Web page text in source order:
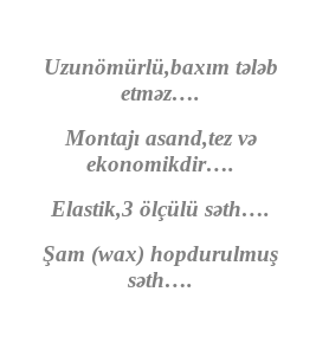
Uzunömürlü,baxım tələb
etməz….
Montajı asand,tez və
ekonomikdir….
Elastik,3 ölçülü səth….
Şam (wax) hopdurulmuş
səth….